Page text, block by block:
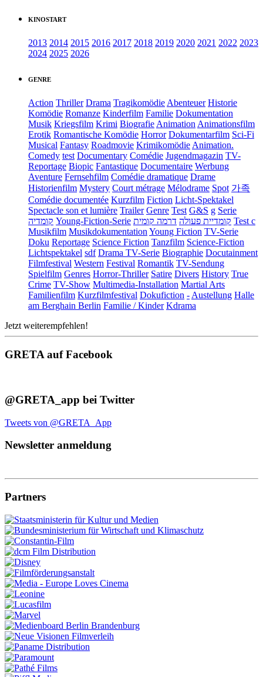
KINOSTART
2013 2014 2015 2016 2017 2018 2019 2020 2021 2022 2023
2024 2025 2026
GENRE
Action Thriller Drama Tragikomödie Abenteuer Historie
Komödie Romanze Kinderfilm Familie Dokumentation
Musik Kriegsfilm Krimi Biografie Animation Animationsfilm
Erotik Romantische Komödie Horror Dokumentarfilm Sci-Fi
Musical Fantasy Roadmovie Krimikomödie Animation.
Comedy test Documentary Comédie Jugendmagazin TV-
Reportage Biopic Fantastique Documentaire Werbung
Aventure Fernsehfilm Comédie dramatique Drame
Historienfilm Mystery Court métrage Mélodrame Spot 가족
Comédie documentée Kurzfilm Fiction Licht-Spektakel
Spectacle son et lumière Trailer Genre Test G&S g Serie
קומדיה Young-Fiction-Serie קומדיית פעולה דרמה קומית
Test c
Musikfilm Musikdokumentation Young Fiction TV-Serie
Doku Reportage Science Fiction Tanzfilm Science-Fiction
Lichtspektakel sdf Drama TV-Serie Biographie Docutainment
Filmfestival Western Festival Romantik TV-Sendung
Spielfilm Genres Horror-Thriller Satire Divers History True
Crime TV-Show Multimedia-Installation Martial Arts
Familienfilm Kurzfilmfestival Dokufiction - Austellung Halle
am Berghain Berlin Familie / Kinder Kdrama
Jetzt weiterempfehlen!
GRETA auf Facebook
@GRETA_app bei Twitter
Tweets von @GRETA_App
Newsletter anmeldung
Partners